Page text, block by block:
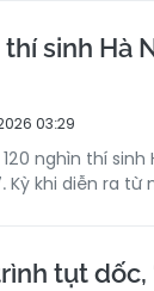
thí sinh Hà
03:29
nghìn thí sinh
khi diễn ra từ
tụt dốc,